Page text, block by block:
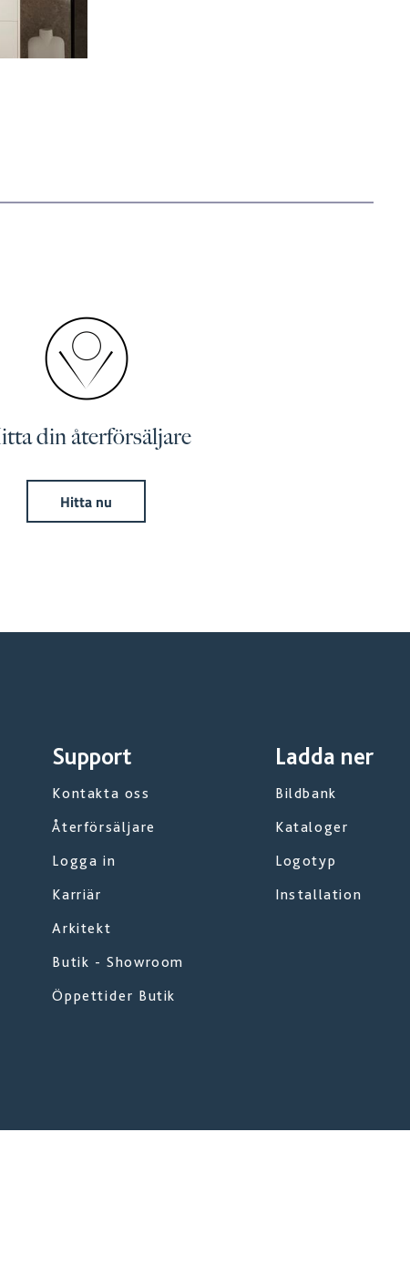
din återförsäljare
Hitta nu
Support
Kontakta oss
Återförsäljare
Logga in
Karriär
Arkitekt
Butik - Showroom
Öppettider Butik
Ladda ner
Bildbank
Kataloger
Logotyp
Installation